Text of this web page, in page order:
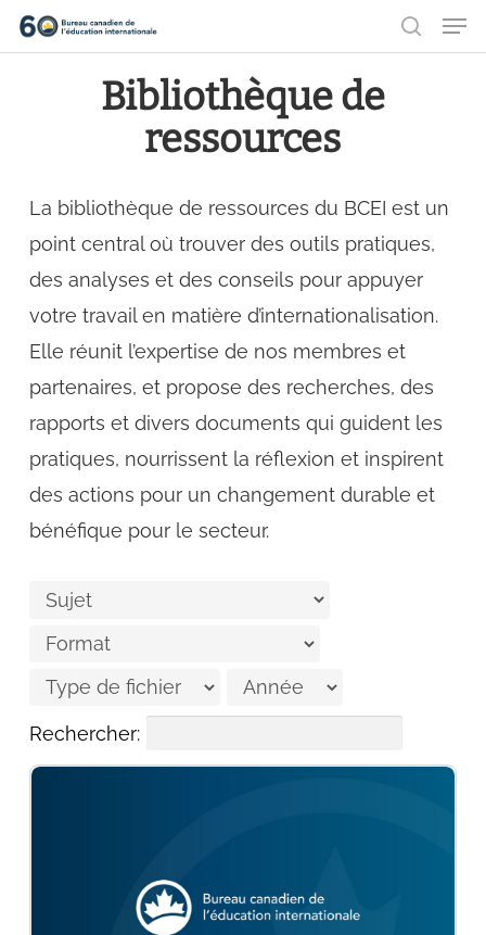
Aller
au
Bibliothèque de
ressources
La bibliothèque de ressources du BCEI est un
point central où trouver des outils pratiques,
des analyses et des conseils pour appuyer
votre travail en matière d’internationalisation.
Elle réunit l’expertise de nos membres et
partenaires, et propose des recherches, des
rapports et divers documents qui guident les
pratiques, nourrissent la réflexion et inspirent
des actions pour un changement durable et
bénéfique pour le secteur.
Rechercher: